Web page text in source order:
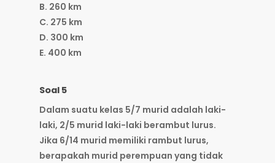
B. 260 km
C. 275 km
D. 300 km
E. 400 km
Soal 5
Dalam suatu kelas 5/7 murid adalah laki-
laki, 2/5 murid laki-laki berambut lurus.
Jika 6/14 murid memiliki rambut lurus,
berapakah murid perempuan yang tidak